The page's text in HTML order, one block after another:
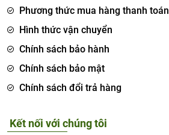
Phương thức mua hàng thanh toán
Hình thức vận chuyển
Chính sách bảo hành
Chính sách bảo mật
Chính sách đổi trả hàng
Kết nối với chúng tôi